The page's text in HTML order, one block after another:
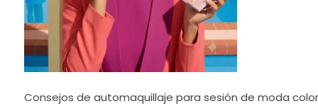
Consejos de automaquillaje para sesión de moda